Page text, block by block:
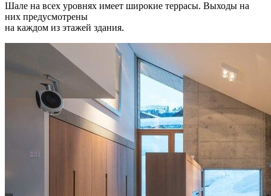
Шале на всех уровнях имеет широкие террасы. Выходы на
них предусмотрены
на каждом из этажей здания.